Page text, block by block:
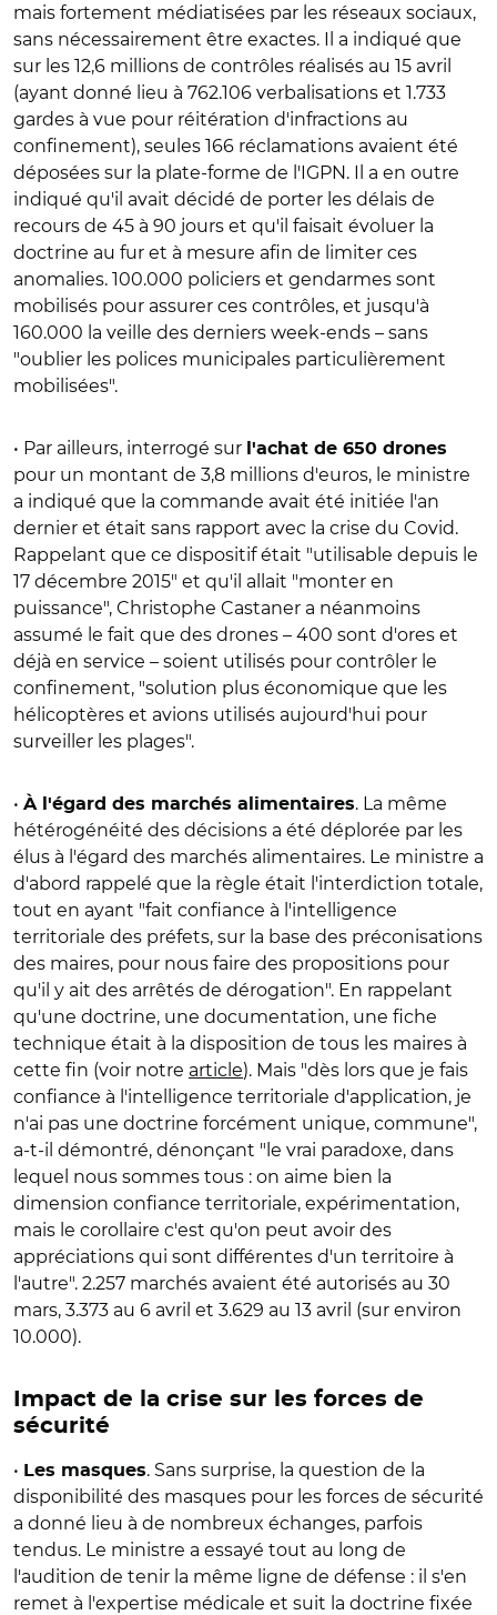
mais fortement médiatisées par les réseaux sociaux,
sans nécessairement être exactes. Il a indiqué que
sur les 12,6 millions de contrôles réalisés au 15 avril
(ayant donné lieu à 762.106 verbalisations et 1.733
gardes à vue pour réitération d'infractions au
confinement), seules 166 réclamations avaient été
déposées sur la plate-forme de l'IGPN. Il a en outre
indiqué qu'il avait décidé de porter les délais de
recours de 45 à 90 jours et qu'il faisait évoluer la
doctrine au fur et à mesure afin de limiter ces
anomalies. 100.000 policiers et gendarmes sont
mobilisés pour assurer ces contrôles, et jusqu'à
160.000 la veille des derniers week-ends – sans
"oublier les polices municipales particulièrement
mobilisées".
• Par ailleurs, interrogé sur l'achat de 650 drones
pour un montant de 3,8 millions d'euros, le ministre
a indiqué que la commande avait été initiée l'an
dernier et était sans rapport avec la crise du Covid.
Rappelant que ce dispositif était "utilisable depuis le
17 décembre 2015" et qu'il allait "monter en
puissance", Christophe Castaner a néanmoins
assumé le fait que des drones – 400 sont d'ores et
déjà en service – soient utilisés pour contrôler le
confinement, "solution plus économique que les
hélicoptères et avions utilisés aujourd'hui pour
surveiller les plages".
• À l'égard des marchés alimentaires. La même
hétérogénéité des décisions a été déplorée par les
élus à l'égard des marchés alimentaires. Le ministre a
d'abord rappelé que la règle était l'interdiction totale,
tout en ayant "fait confiance à l'intelligence
territoriale des préfets, sur la base des préconisations
des maires, pour nous faire des propositions pour
qu'il y ait des arrêtés de dérogation". En rappelant
qu'une doctrine, une documentation, une fiche
technique était à la disposition de tous les maires à
cette fin (voir notre article). Mais "dès lors que je fais
confiance à l'intelligence territoriale d'application, je
n'ai pas une doctrine forcément unique, commune",
a-t-il démontré, dénonçant "le vrai paradoxe, dans
lequel nous sommes tous : on aime bien la
dimension confiance territoriale, expérimentation,
mais le corollaire c'est qu'on peut avoir des
appréciations qui sont différentes d'un territoire à
l'autre". 2.257 marchés avaient été autorisés au 30
mars, 3.373 au 6 avril et 3.629 au 13 avril (sur environ
10.000).
Impact de la crise sur les forces de
sécurité
• Les masques. Sans surprise, la question de la
disponibilité des masques pour les forces de sécurité
a donné lieu à de nombreux échanges, parfois
tendus. Le ministre a essayé tout au long de
l'audition de tenir la même ligne de défense : il s'en
remet à l'expertise médicale et suit la doctrine fixée